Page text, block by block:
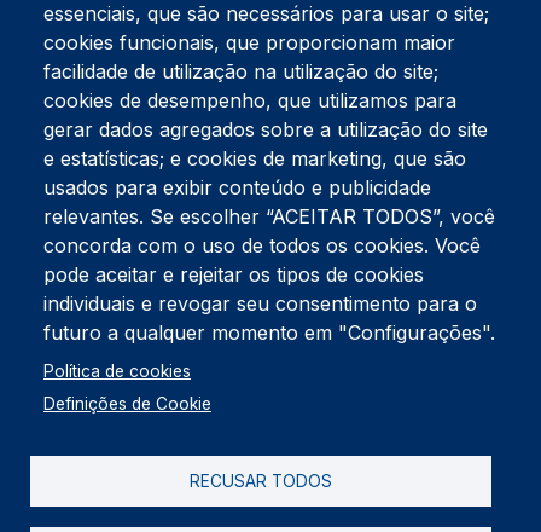
Tel:234 390 100Fax:234 390 100
Endereço Postal
Apartado 42
Rua Gil Eanes 31
3834-908 Gafanha da Nazaré
Estúdios
Rua Prior Guerra
Edifício do Centro Cultural da Gafanha da Nazaré
3830-556 Gafanha da Nazaré
Rodapé
Cookies
Política de Privacidade
essenciais, que são necessários para usar o site;
cookies funcionais, que proporcionam maior
facilidade de utilização na utilização do site;
cookies de desempenho, que utilizamos para
gerar dados agregados sobre a utilização do site
e estatísticas; e cookies de marketing, que são
usados para exibir conteúdo e publicidade
relevantes. Se escolher “ACEITAR TODOS”, você
concorda com o uso de todos os cookies. Você
pode aceitar e rejeitar os tipos de cookies
individuais e revogar seu consentimento para o
futuro a qualquer momento em "Configurações".
Política de cookies
Definições de Cookie
RECUSAR TODOS